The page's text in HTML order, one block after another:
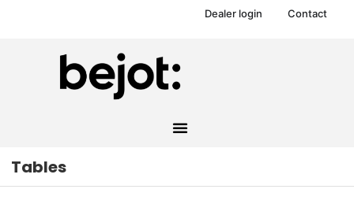
Dealer login Contact
Tables